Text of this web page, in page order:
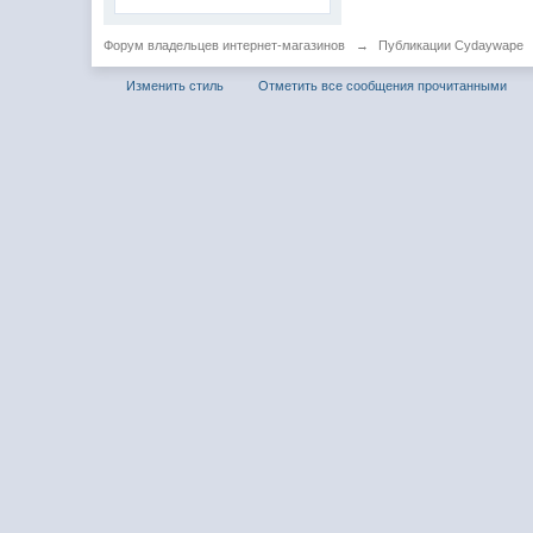
Форум владельцев интернет-магазинов → Публикации Cydaywape
Изменить стиль Отметить все сообщения прочитанными